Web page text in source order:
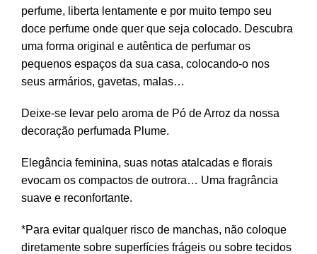
perfume, liberta lentamente e por muito tempo seu
doce perfume onde quer que seja colocado. Descubra
uma forma original e autêntica de perfumar os
pequenos espaços da sua casa, colocando-o nos
seus armários, gavetas, malas…
Deixe-se levar pelo aroma de Pó de Arroz da nossa
decoração perfumada Plume.
Elegância feminina, suas notas atalcadas e florais
evocam os compactos de outrora… Uma fragrância
suave e reconfortante.
*Para evitar qualquer risco de manchas, não coloque
diretamente sobre superfícies frágeis ou sobre tecidos